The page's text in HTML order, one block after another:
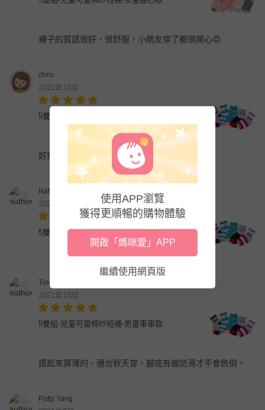
襪子的質感很好，很舒服，小朋友穿了都很開心😍
chris
2021年10月
5雙組-兒童可愛棉紗短襪-男童車車款
好穿～good👍👍👍
Natsuki Chen
2021年10月
5雙組-兒童可愛棉紗短襪-男童車車款
TingJung Wu
2021年10月
5雙組-兒童可愛棉紗短襪-男童車車款
摸起來算薄的，適合秋天穿，腳底有做防滑才不會跌倒。
Patty Yang
使用APP瀏覽
獲得更順暢的購物體驗
開啟「媽咪愛」APP
繼續使用網頁版